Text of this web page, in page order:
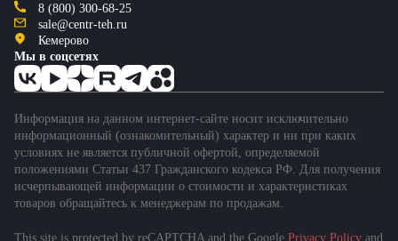
8 (800) 300-68-25
sale@centr-teh.ru
Кемерово
Мы в соцсетях
Информация на данном интернет-сайте носит исключительно
информационный (ознакомительный) характер и ни при каких
условиях не является публичной офертой, определяемой
положениями Статьи 437 Гражданского кодекса РФ. Для получения
исчерпывающей информации о стоимости и характеристиках
товаров обращайтесь к менеджерам по продажам.
This site is protected by reCAPTCHA and the Google Privacy Policy and